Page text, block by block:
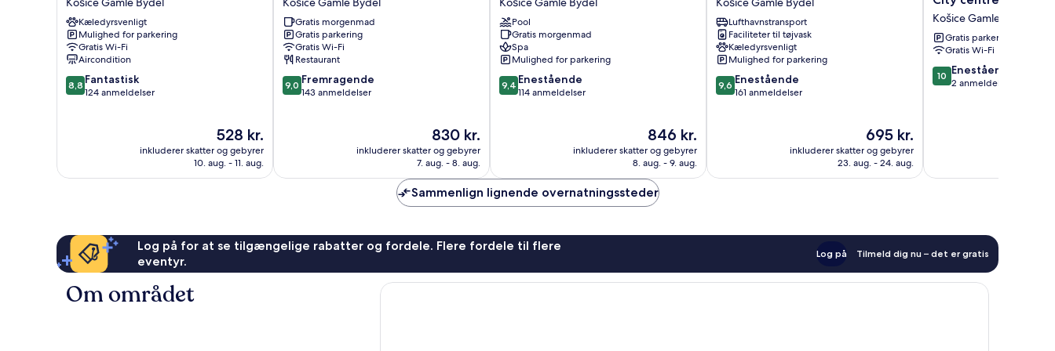
Košice
Gamle
Bydel
Kæledyrsvenligt
Mulighed for parkering
Gratis Wi-Fi
Aircondition
8.8
ud
8,8 Fantastisk
124 anmeldelser
Prisen
er
528 kr.
528 kr.
inkluderer skatter og gebyrer
10. aug. - 11. aug.
Košice
Gamle
Bydel
Gratis morgenmad
Gratis parkering
Gratis Wi-Fi
Restaurant
9.0
ud
9,0 Fremragende
143 anmeldelser
Prisen
er
830 kr.
830 kr.
inkluderer skatter og gebyrer
7. aug. - 8. aug.
Košice
Gamle
Bydel
Pool
Gratis morgenmad
Spa
Mulighed for parkering
9.4
ud
9,4 Enestående
114 anmeldelser
Prisen
er
846 kr.
846 kr.
inkluderer skatter og gebyrer
8. aug. - 9. aug.
Apartment
Hotel
Košice
Gamle
Bydel
Lufthavnstransport
Faciliteter til tøjvask
Kæledyrsvenligt
Mulighed for parkering
9.6
ud
9,6 Enestående
161 anmeldelser
Prisen
er
695 kr.
695 kr.
inkluderer skatter og gebyrer
23. aug. - 24. aug.
Baštová
-
City
centre
Košice
Gamle
Košice Gamle Bydel
Gratis parkering
Gratis Wi-Fi
10.0
ud
10 Enestående
2 anmeldelser
Sammenlign lignende overnatningssteder
Log på for at se tilgængelige rabatter og fordele. Flere fordele til flere
eventyr.
Log på Tilmeld dig nu – det er gratis
Om området